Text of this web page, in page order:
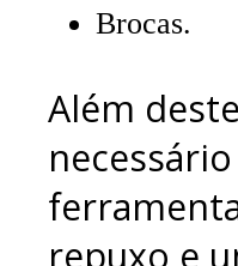
Brocas.
Além
repuxo e